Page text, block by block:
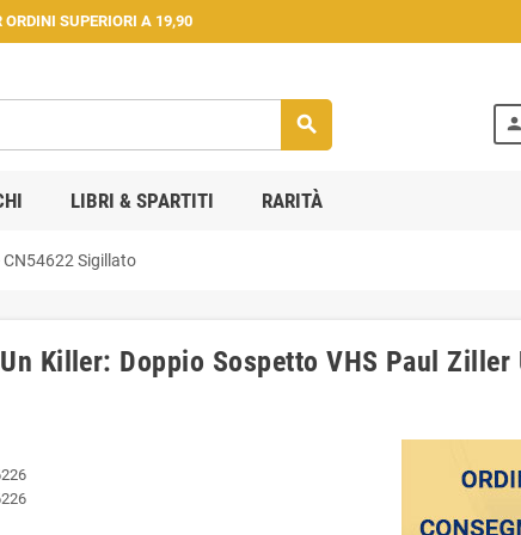
SUPERIORI A 19,90
search person
LIBRI & SPARTITI RARITÀ
CN54622 Sigillato
Killer: Doppio Sospetto VHS Paul Ziller